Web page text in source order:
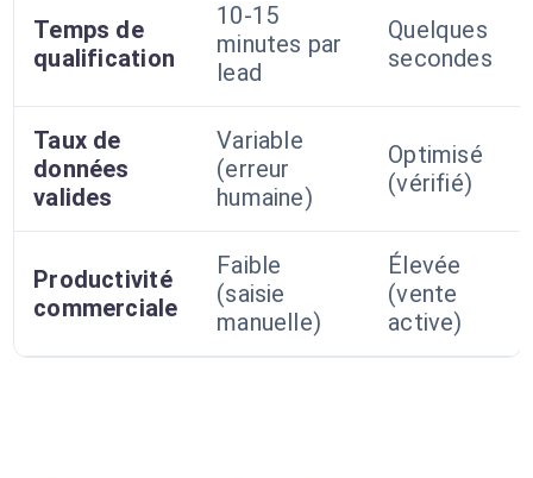
Temps de
qualification
10-15
minutes par
lead
Quelques
secondes
Taux de
données
valides
Variable
(erreur
humaine)
Optimisé
(vérifié)
Productivité
commerciale
Faible
(saisie
manuelle)
Élevée
(vente
active)